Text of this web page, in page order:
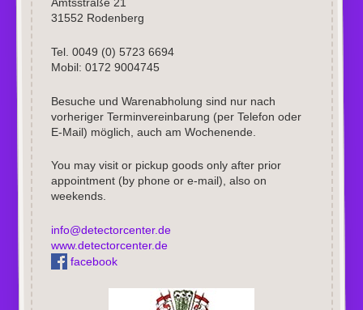
Amtsstraße 21
31552 Rodenberg
Tel. 0049 (0) 5723 6694
Mobil: 0172 9004745
Besuche und Warenabholung sind nur nach
vorheriger Terminvereinbarung (per Telefon oder
E-Mail) möglich, auch am Wochenende.
You may visit or pickup goods only after prior
appointment (by phone or e-mail), also on
weekends.
info@detectorcenter.de
www.detectorcenter.de
facebook